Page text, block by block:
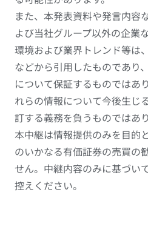
また、本発表資料や発言内容
よび当社グループ以外の企業
環境および業界トレンド等は
などから引用したものであり
について保証するものではあ
れらの情報について今後生じ
訂する義務を負うものではあ
本中継は情報提供のみを目的
のいかなる有価証券の売買の
せん。中継内容のみに基づい
控えください。